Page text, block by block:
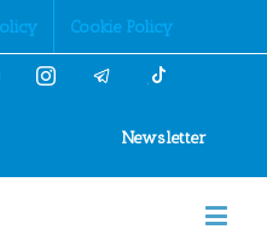
Cookie Policy
YouTubeInstagram
Newsletter
Cookies Policy